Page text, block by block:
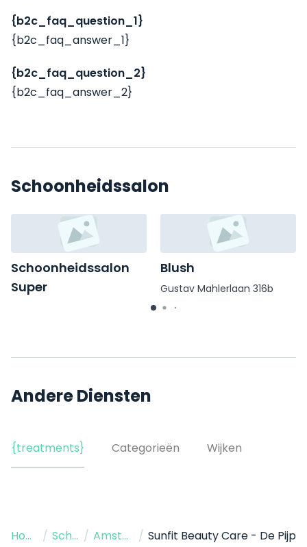
{b2c_faq_question_1}
{b2c_faq_answer_1}
{b2c_faq_question_2}
{b2c_faq_answer_2}
Schoonheidssalon
Schoonheidssalon
Super
Blush
Gustav Mahlerlaan 316b
Andere Diensten
{treatments} Categorieën Wijken
Home / Schoonheidssalon / Amsterdam / Sunfit Beauty Care - De Pijp